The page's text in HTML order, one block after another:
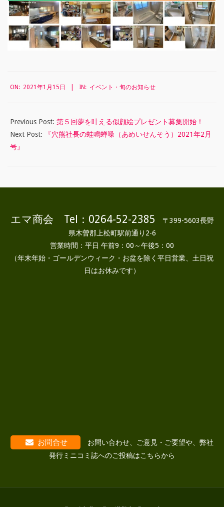
キ
ャ
ー
ン
♪
01-
15
ON: 2021年1月15日 IN: イベント・旬のお知らせ
Previous Post: 第５回夢を叶える似顔絵プレゼント募集開始！
Next Post:
『穴熊社長の蛙鳴蝉噪（あめいせんそう）2021年2月
号』
エマ商会 Tel：0264-52-2385 〒399-5603長野
県木曽郡上松町駅前通り2-6
営業時間：平日 午前9：00～午後5：00
（年末年始・ゴールデンウィーク・お盆を除く平日営業、土日祝
日はお休みです）
お問合せ
お問い合わせ、ご意見・ご要望や、弊社
発行ミニコミ誌へのご投稿はこちらから